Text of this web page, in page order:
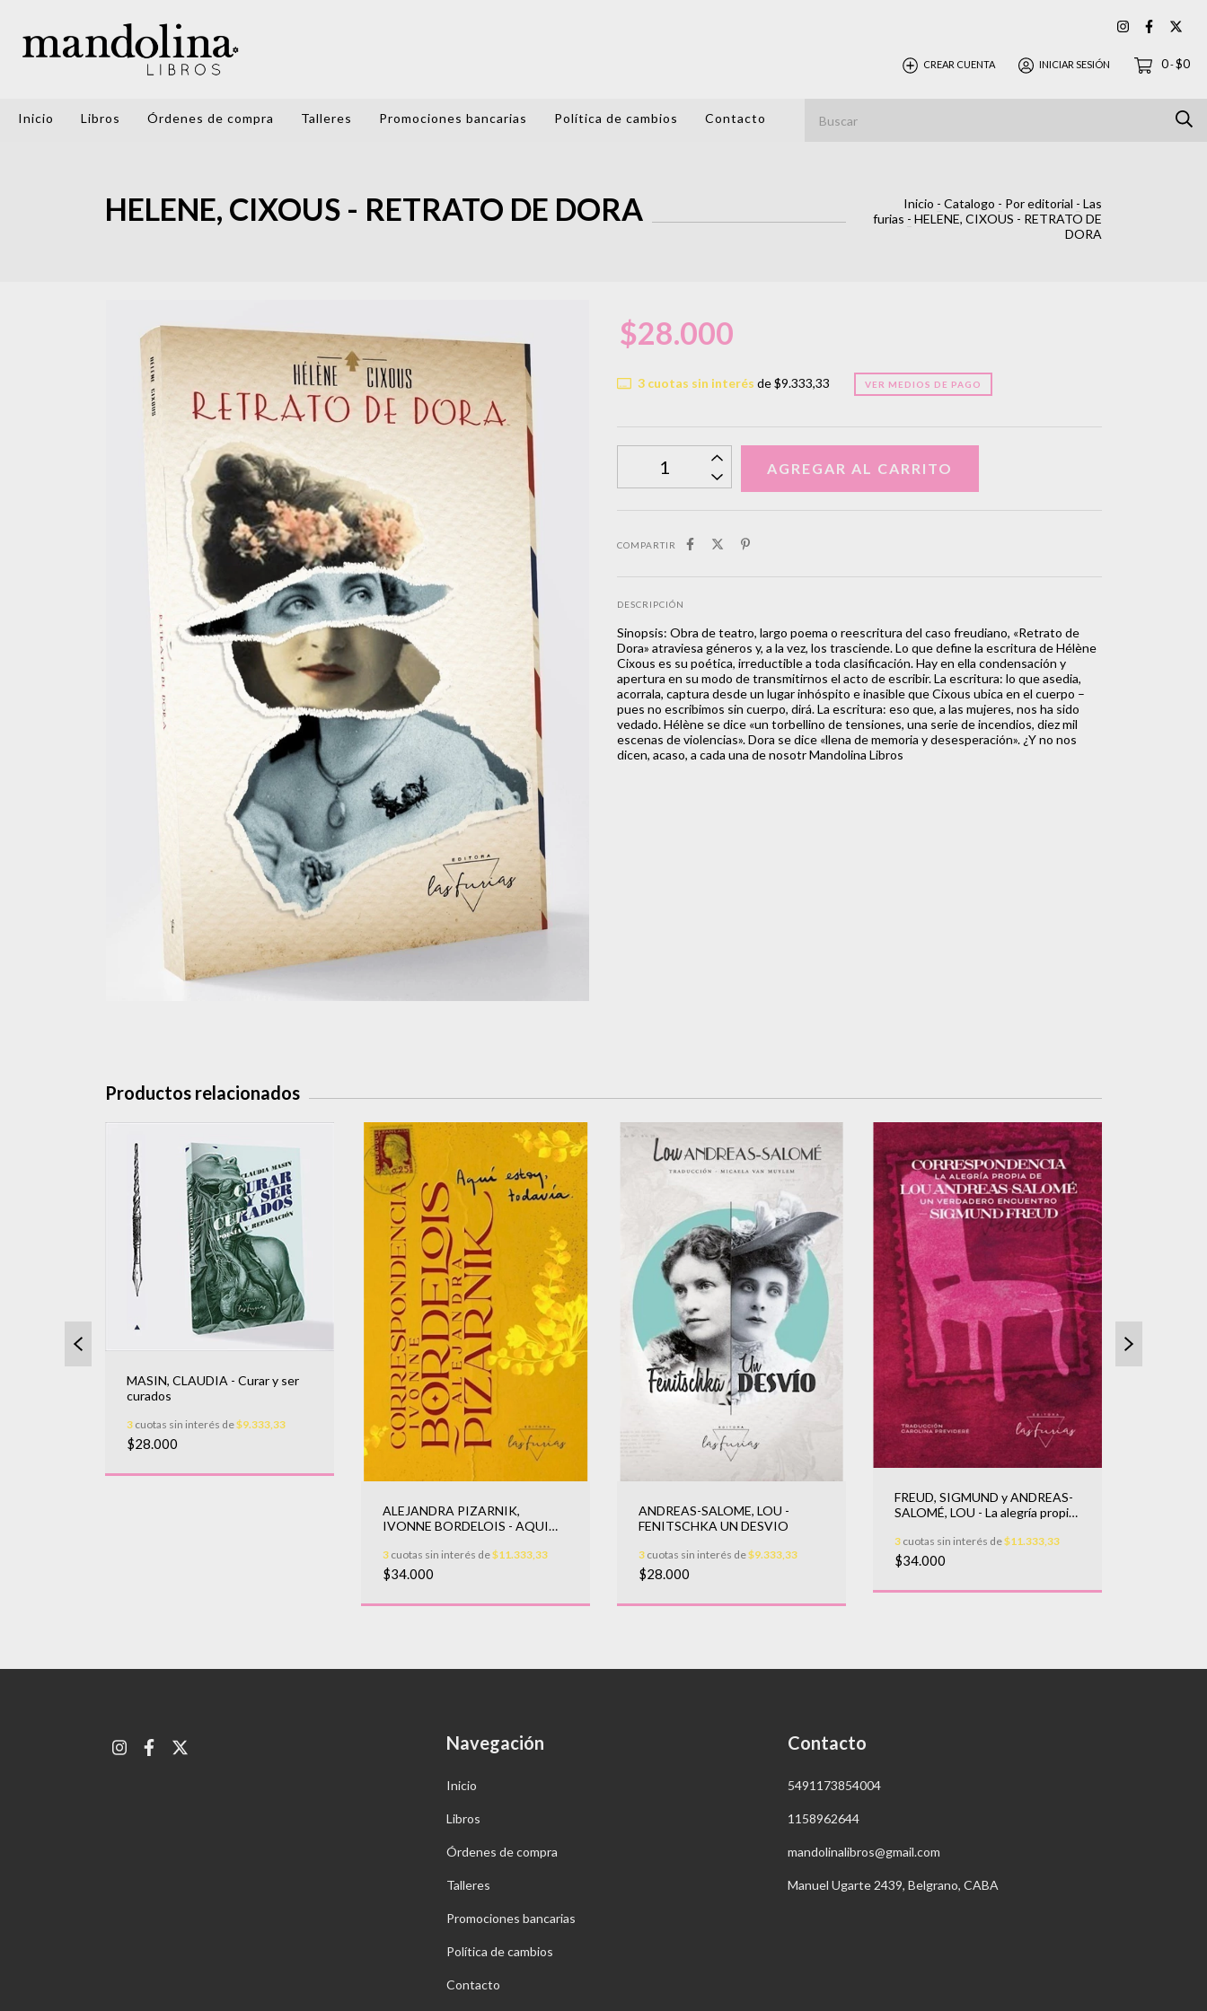
CREAR CUENTA INICIAR SESIÓN 0-$0
Inicio Libros Órdenes de compra Talleres Promociones bancarias Política de cambios Contacto
HELENE, CIXOUS - RETRATO DE DORA Inicio - Catalogo - Por editorial - Las
furias - HELENE, CIXOUS - RETRATO DE
DORA
$28.000
3cuotas sin interés de$9.333,33 VER MEDIOS DE PAGO
COMPARTIR
DESCRIPCIÓN
Sinopsis: Obra de teatro, largo poema o reescritura del caso freudiano, «Retrato de
Dora» atraviesa géneros y, a la vez, los trasciende. Lo que define la escritura de Hélène
Cixous es su poética, irreductible a toda clasificación. Hay en ella condensación y
apertura en su modo de transmitirnos el acto de escribir. La escritura: lo que asedia,
acorrala, captura desde un lugar inhóspito e inasible que Cixous ubica en el cuerpo –
pues no escribimos sin cuerpo, dirá. La escritura: eso que, a las mujeres, nos ha sido
vedado. Hélène se dice «un torbellino de tensiones, una serie de incendios, diez mil
escenas de violencias». Dora se dice «llena de memoria y desesperación». ¿Y no nos
dicen, acaso, a cada una de nosotr Mandolina Libros
Productos relacionados
MASIN, CLAUDIA - Curar y ser
curados
3 cuotas sin interés de$9.333,33
$28.000
ALEJANDRA PIZARNIK,
IVONNE BORDELOIS - AQUI
3 cuotas sin interés de$11.333,33
$34.000
ANDREAS-SALOME, LOU -
FENITSCHKA UN DESVIO
3 cuotas sin interés de$9.333,33
$28.000
FREUD, SIGMUND y ANDREAS-
SALOMÉ, LOU - La alegría propia
3 cuotas sin interés de$11.333,33
$34.000
Navegación
Inicio
Libros
Órdenes de compra
Talleres
Promociones bancarias
Política de cambios
Contacto
Contacto
5491173854004
1158962644
mandolinalibros@gmail.com
Manuel Ugarte 2439, Belgrano, CABA